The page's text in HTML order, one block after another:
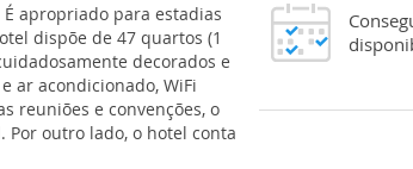
apropriado para estadias
dispõe de 47 quartos (1
decorados e
ar acondicionado, WiFi
reuniões e convenções, o
Por outro lado, o hotel conta